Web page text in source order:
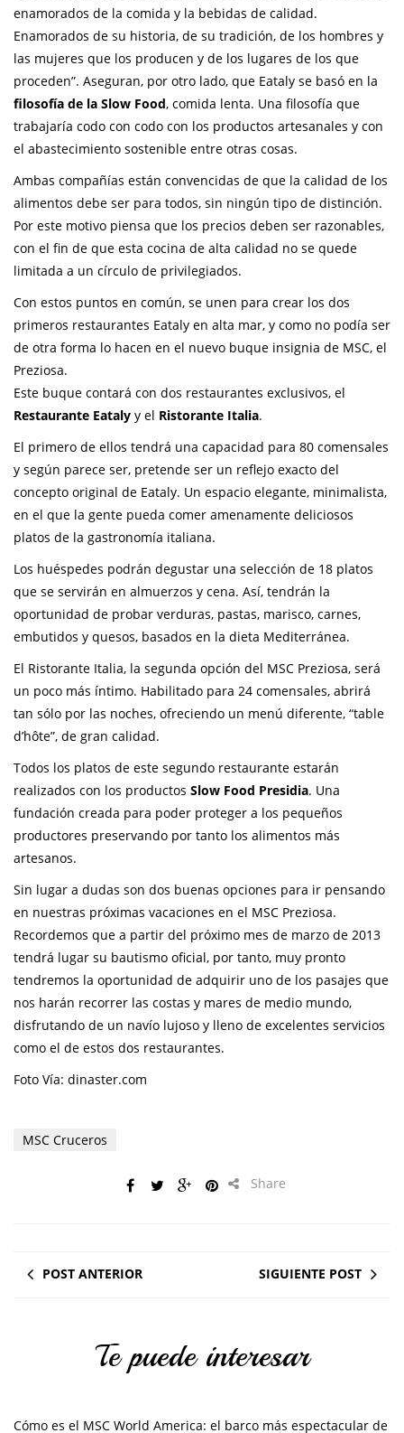
enamorados de la comida y la bebidas de calidad.
Enamorados de su historia, de su tradición, de los hombres y
las mujeres que los producen y de los lugares de los que
proceden”. Aseguran, por otro lado, que Eataly se basó en la
filosofía de la Slow Food, comida lenta. Una filosofía que
trabajaría codo con codo con los productos artesanales y con
el abastecimiento sostenible entre otras cosas.
Ambas compañías están convencidas de que la calidad de los
alimentos debe ser para todos, sin ningún tipo de distinción.
Por este motivo piensa que los precios deben ser razonables,
con el fin de que esta cocina de alta calidad no se quede
limitada a un círculo de privilegiados.
Con estos puntos en común, se unen para crear los dos
primeros restaurantes Eataly en alta mar, y como no podía ser
de otra forma lo hacen en el nuevo buque insignia de MSC, el
Preziosa.
Este buque contará con dos restaurantes exclusivos, el
Restaurante Eataly y el Ristorante Italia.
El primero de ellos tendrá una capacidad para 80 comensales
y según parece ser, pretende ser un reflejo exacto del
concepto original de Eataly. Un espacio elegante, minimalista,
en el que la gente pueda comer amenamente deliciosos
platos de la gastronomía italiana.
Los huéspedes podrán degustar una selección de 18 platos
que se servirán en almuerzos y cena. Así, tendrán la
oportunidad de probar verduras, pastas, marisco, carnes,
embutidos y quesos, basados en la dieta Mediterránea.
El Ristorante Italia, la segunda opción del MSC Preziosa, será
un poco más íntimo. Habilitado para 24 comensales, abrirá
tan sólo por las noches, ofreciendo un menú diferente, “table
d’hôte”, de gran calidad.
Todos los platos de este segundo restaurante estarán
realizados con los productos Slow Food Presidia. Una
fundación creada para poder proteger a los pequeños
productores preservando por tanto los alimentos más
artesanos.
Sin lugar a dudas son dos buenas opciones para ir pensando
en nuestras próximas vacaciones en el MSC Preziosa.
Recordemos que a partir del próximo mes de marzo de 2013
tendrá lugar su bautismo oficial, por tanto, muy pronto
tendremos la oportunidad de adquirir uno de los pasajes que
nos harán recorrer las costas y mares de medio mundo,
disfrutando de un navío lujoso y lleno de excelentes servicios
como el de estos dos restaurantes.
Foto Vía: dinaster.com
MSC Cruceros
Share
POST ANTERIOR SIGUIENTE POST
Te puede interesar
Cómo es el MSC World America: el barco más espectacular de